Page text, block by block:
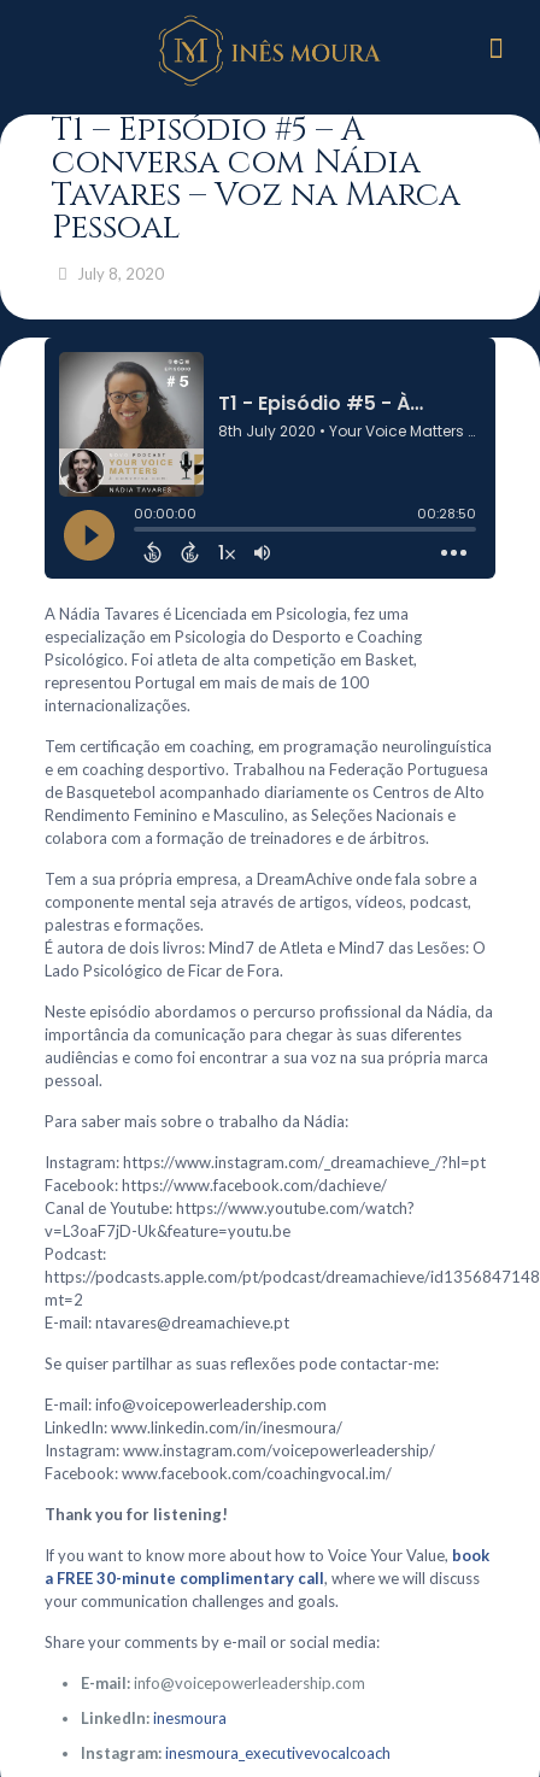
T1 – Episódio #5 – À
conversa com Nádia
Tavares – Voz na Marca
Pessoal
July 8, 2020
A Nádia Tavares é Licenciada em Psicologia, fez uma
especialização em Psicologia do Desporto e Coaching
Psicológico. Foi atleta de alta competição em Basket,
representou Portugal em mais de mais de 100
internacionalizações.
Tem certificação em coaching, em programação neurolinguística
e em coaching desportivo. Trabalhou na Federação Portuguesa
de Basquetebol acompanhado diariamente os Centros de Alto
Rendimento Feminino e Masculino, as Seleções Nacionais e
colabora com a formação de treinadores e de árbitros.
Tem a sua própria empresa, a DreamAchive onde fala sobre a
componente mental seja através de artigos, vídeos, podcast,
palestras e formações.
É autora de dois livros: Mind7 de Atleta e Mind7 das Lesões: O
Lado Psicológico de Ficar de Fora.
Neste episódio abordamos o percurso profissional da Nádia, da
importância da comunicação para chegar às suas diferentes
audiências e como foi encontrar a sua voz na sua própria marca
pessoal.
Para saber mais sobre o trabalho da Nádia:
Instagram: https://www.instagram.com/_dreamachieve_/?hl=pt
Facebook: https://www.facebook.com/dachieve/
Canal de Youtube: https://www.youtube.com/watch?
v=L3oaF7jD-Uk&feature=youtu.be
Podcast:
https://podcasts.apple.com/pt/podcast/dreamachieve/
mt=2
E-mail: ntavares@dreamachieve.pt
Se quiser partilhar as suas reflexões pode contactar-me:
E-mail: info@voicepowerleadership.com
LinkedIn: www.linkedin.com/in/inesmoura/
Instagram: www.instagram.com/voicepowerleadership/
Facebook: www.facebook.com/coachingvocal.im/
Thank you for listening!
If you want to know more about how to Voice Your Value, book
a FREE 30-minute complimentary call, where we will discuss
your communication challenges and goals.
Share your comments by e-mail or social media:
E-mail:info@voicepowerleadership.com
LinkedIn:inesmoura
Instagram:inesmoura_executivevocalcoach